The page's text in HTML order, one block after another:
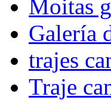
Moitas
Galería
trajes
Traje